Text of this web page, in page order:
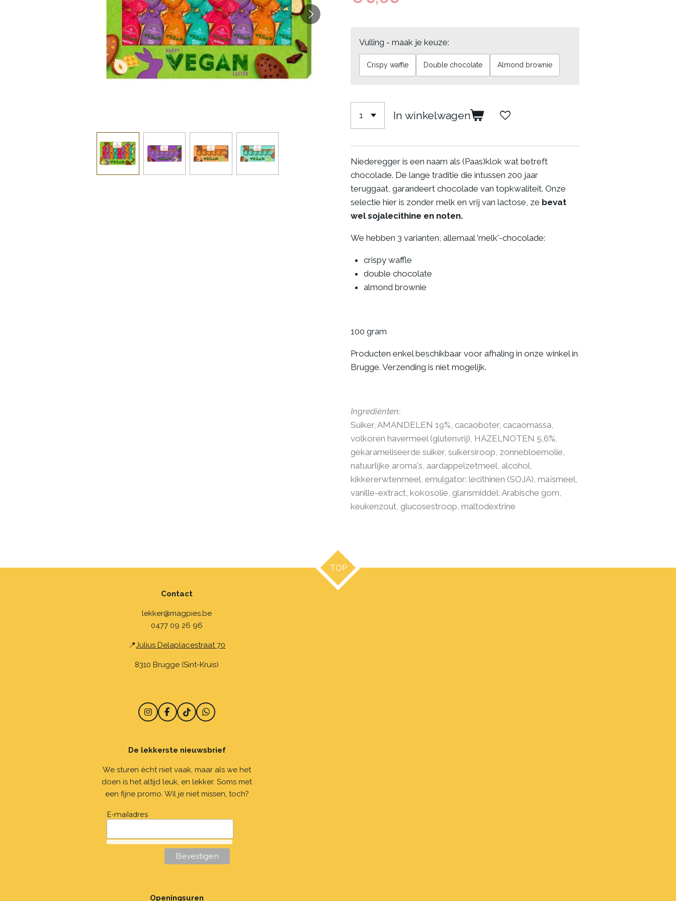
Vulling - maak je keuze:
Crispy waffle Double chocolate Almond brownie
In winkelwagen
Niederegger is een naam als (Paas)klok wat betreft
chocolade. De lange traditie die intussen 200 jaar
teruggaat, garandeert chocolade van topkwaliteit. Onze
selectie hier is zonder melk en vrij van lactose, ze bevat
wel sojalecithine en noten.
We hebben 3 varianten, allemaal 'melk'-chocolade:
crispy waffle
double chocolate
almond brownie
100 gram
Producten enkel beschikbaar voor afhaling in onze winkel in
Brugge. Verzending is niet mogelijk.
Ingrediënten:
Suiker, AMANDELEN 19%, cacaoboter, cacaomassa,
volkoren havermeel (glutenvrij), HAZELNOTEN 5,6%,
gekarameliseerde suiker, suikersiroop, zonnebloemolie,
natuurlijke aroma's, aardappelzetmeel, alcohol,
kikkererwtenmeel, emulgator: lecithinen (SOJA), maïsmeel,
vanille-extract, kokosolie, glansmiddel: Arabische gom,
keukenzout, glucosestroop, maltodextrine
TOP
Contact
lekker@magpies.be
0477 09 26 96
📍Julius Delaplacestraat 70
8310 Brugge (Sint-Kruis)
I
n
a
r
m
F
a
b
o
T
i
o
W
h
s
p
De lekkerste nieuwsbrief
We sturen écht niet vaak, maar als we het
doen is het altijd leuk, en lekker. Soms met
een fijne promo. Wil je niet missen, toch?
E-mailadres
Openingsuren